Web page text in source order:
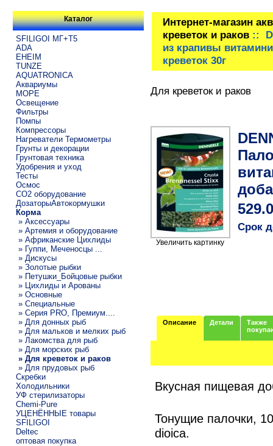
Каталог
SFILIGOI МГ+Т5
ADA
EHEIM
TUNZE
AQUATRONICA
Аквариумы
МОРЕ
Освещение
Фильтры
Помпы
Компрессоры
Нагреватели Термометры
Грунты и декорации
Грунтовая техника
Удобрения и уход
Тесты
Осмос
CO2 оборудование
ДозаторыАвтокормушки
Корма
» Аксессуары
» Артемия и оборудование
» Африканские Цихлиды
» Гуппи, Меченосцы ...
» Дискусы
» Золотые рыбки
» Петушки_Бойцовые рыбки
» Цихлиды и Арованы
» Основные
» Специальные
» Серия PRO, Премиум....
» Для донных рыб
» Для мальков и мелких рыб
» Лакомства для рыб
» Для морских рыб
» Для креветок и раков
» Для прудовых рыб
Скребки
Холодильники
УФ стерилизаторы
Chemi-Pure
УЦЕНЁННЫЕ товары
SFILIGOI
Deltec
оптовая покупка
Интернет-магазин
креветок и раков::
из крапивы
креветок 30г
Для креветок и раков
Увеличить картинку
Срок
Описание Детали
Также
Вкусная пищевая
Тонущие палочки,
dioica.